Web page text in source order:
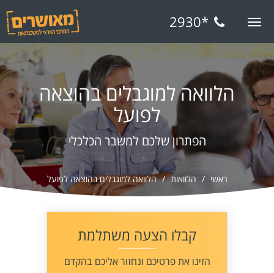
Toggle
*2930
הלוואה למוגבלים בהוצאה
לפועל
הפתרון שלכם למשבר הכלכלי
ראשי הלוואות הלוואה למוגבלים בהוצאה לפועל
קבלו הצעה משתלמת
הזינו את פרטיכם ונחזור אליכם בהקדם